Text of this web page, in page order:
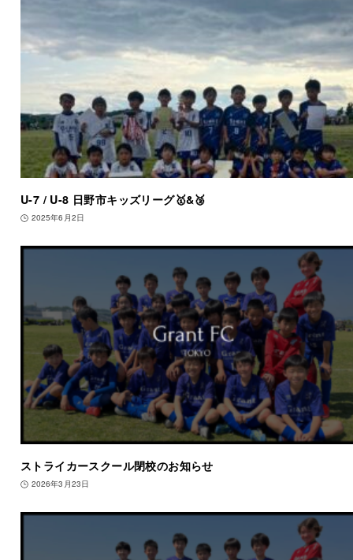
U-7 / U-8 日野市キッズリーグ🥇&🥉
2025年6月2日
ストライカースクール閉校のお知らせ
2026年3月23日